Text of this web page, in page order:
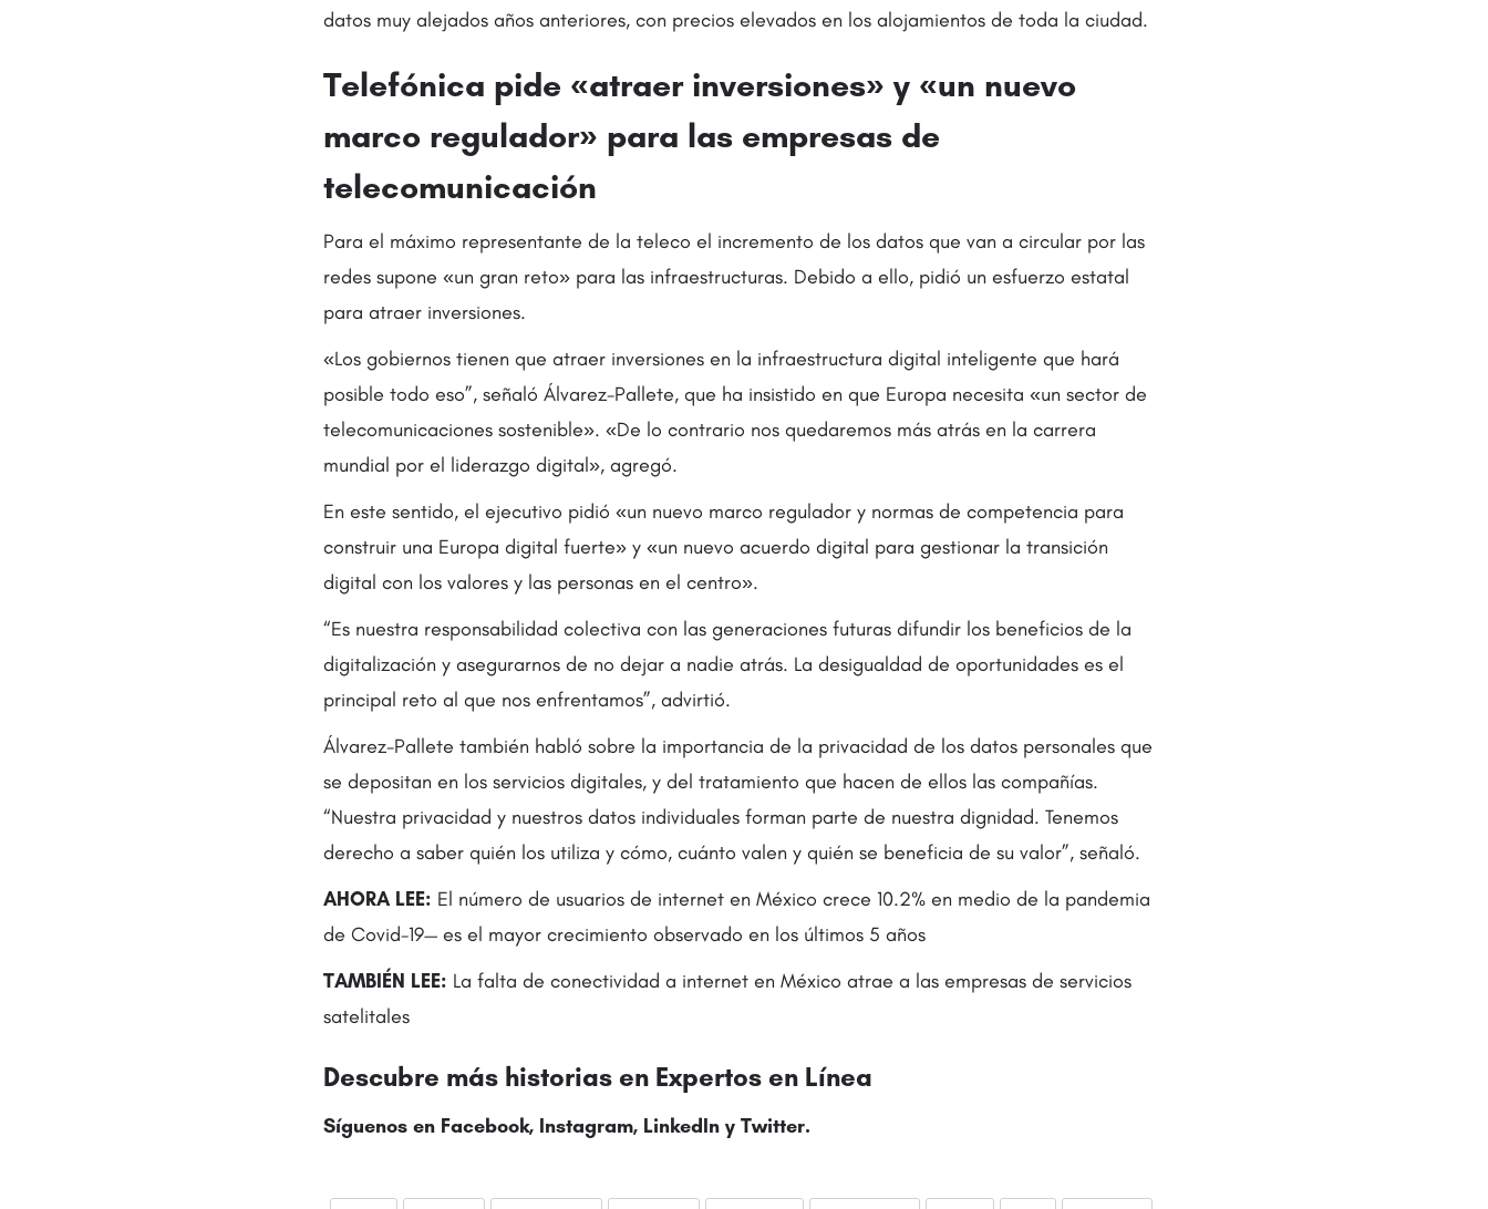
datos muy alejados años anteriores, con precios elevados en los alojamientos de toda la ciudad.
Telefónica pide «atraer inversiones» y «un nuevo
marco regulador» para las empresas de
telecomunicación
Para el máximo representante de la teleco el incremento de los datos que van a circular por las
redes supone «un gran reto» para las infraestructuras. Debido a ello, pidió un esfuerzo estatal
para atraer inversiones.
«Los gobiernos tienen que atraer inversiones en la infraestructura digital inteligente que hará
posible todo eso”, señaló Álvarez-Pallete, que ha insistido en que Europa necesita «un sector de
telecomunicaciones sostenible». «De lo contrario nos quedaremos más atrás en la carrera
mundial por el liderazgo digital», agregó.
En este sentido, el ejecutivo pidió «un nuevo marco regulador y normas de competencia para
construir una Europa digital fuerte» y «un nuevo acuerdo digital para gestionar la transición
digital con los valores y las personas en el centro».
“Es nuestra responsabilidad colectiva con las generaciones futuras difundir los beneficios de la
digitalización y asegurarnos de no dejar a nadie atrás. La desigualdad de oportunidades es el
principal reto al que nos enfrentamos”, advirtió.
Álvarez-Pallete también habló sobre la importancia de la privacidad de los datos personales que
se depositan en los servicios digitales, y del tratamiento que hacen de ellos las compañías.
“Nuestra privacidad y nuestros datos individuales forman parte de nuestra dignidad. Tenemos
derecho a saber quién los utiliza y cómo, cuánto valen y quién se beneficia de su valor”, señaló.
AHORA LEE: El número de usuarios de internet en México crece 10.2% en medio de la pandemia
de Covid-19— es el mayor crecimiento observado en los últimos 5 años
TAMBIÉN LEE: La falta de conectividad a internet en México atrae a las empresas de servicios
satelitales
Descubre más historias en Expertos en Línea
Síguenos en Facebook, Instagram, LinkedIn y Twitter.